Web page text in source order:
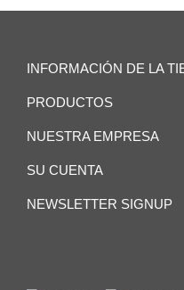
INFORMACIÓN DE LA
PRODUCTOS
NUESTRA EMPRESA
SU CUENTA
NEWSLETTER SIGNUP